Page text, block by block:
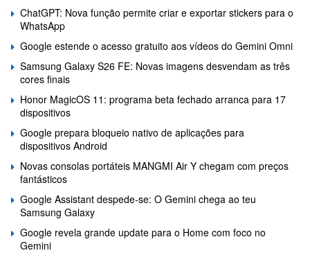
ChatGPT: Nova função permite criar e exportar stickers para o
WhatsApp
Google estende o acesso gratuito aos vídeos do Gemini Omni
Samsung Galaxy S26 FE: Novas imagens desvendam as três
cores finais
Honor MagicOS 11: programa beta fechado arranca para 17
dispositivos
Google prepara bloqueio nativo de aplicações para
dispositivos Android
Novas consolas portáteis MANGMI Air Y chegam com preços
fantásticos
Google Assistant despede-se: O Gemini chega ao teu
Samsung Galaxy
Google revela grande update para o Home com foco no
Gemini